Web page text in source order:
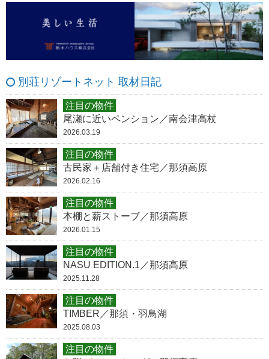
別荘リゾートネット 取材日記
注目の物件
尾瀬に近いペンション／南会津高杖
2026.03.19
注目の物件
古民家＋店舗付き住宅／那須高原
2026.02.16
注目の物件
本棚と薪ストーブ／那須高原
2026.01.15
注目の物件
NASU EDITION.1／那須高原
2025.11.28
注目の物件
TIMBER／那須・羽鳥湖
2025.08.03
注目の物件